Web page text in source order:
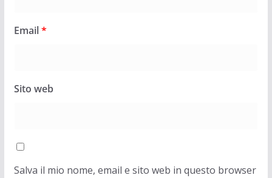
Email*
Sito web
Salva il mio nome, email e sito web in questo browser